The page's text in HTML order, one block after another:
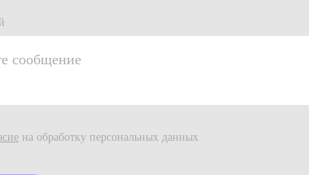
на обработку персональных данных